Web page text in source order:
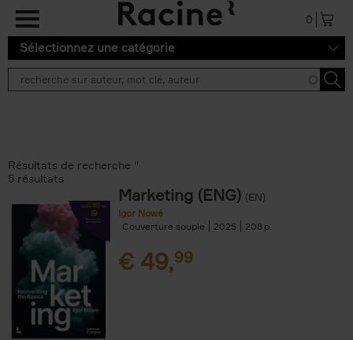
Aller au contenu principal
0
Sélectionnez une catégorie
Résultats de recherche ''
5 résultats
Marketing (ENG) (EN)
Igor Nowé
Couverture souple
2025 208
€ 49,99